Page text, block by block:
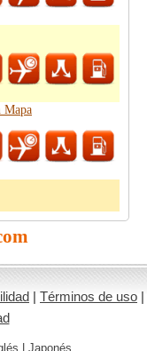
Mapa
| Términos de uso |
Japonés